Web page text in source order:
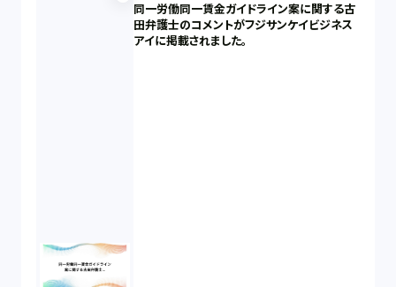
同一労働同一賃金ガイドライン案に関する古
田弁護士のコメントがフジサンケイビジネス
アイに掲載されました。